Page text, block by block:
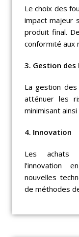
Le choix des
impact majeur
produit final.
conformité aux
3. Gestion des
La gestion
atténuer les
minimisant
4. Innovation
Les achats
l’innovation
nouvelles
de méthodes